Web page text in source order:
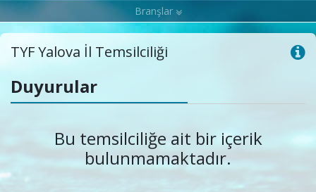
Branşlar
TYF Yalova İl Temsilciliği
Duyurular
Bu temsilciliğe ait bir içerik
bulunmamaktadır.